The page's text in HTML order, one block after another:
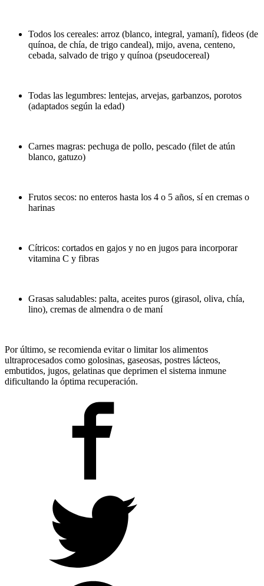
Todos los cereales: arroz (blanco, integral, yamaní), fideos (de
quínoa, de chía, de trigo candeal), mijo, avena, centeno,
cebada, salvado de trigo y quínoa (pseudocereal)
Todas las legumbres: lentejas, arvejas, garbanzos, porotos
(adaptados según la edad)
Carnes magras: pechuga de pollo, pescado (filet de atún
blanco, gatuzo)
Frutos secos: no enteros hasta los 4 o 5 años, sí en cremas o
harinas
Cítricos: cortados en gajos y no en jugos para incorporar
vitamina C y fibras
Grasas saludables: palta, aceites puros (girasol, oliva, chía,
lino), cremas de almendra o de maní
Por último, se recomienda evitar o limitar los alimentos
ultraprocesados como golosinas, gaseosas, postres lácteos,
embutidos, jugos, gelatinas que deprimen el sistema inmune
dificultando la óptima recuperación.